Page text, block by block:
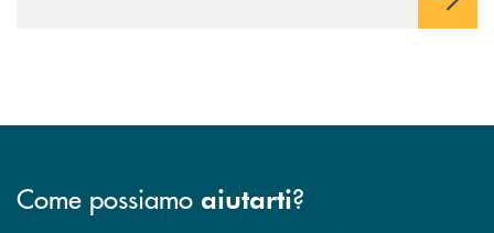
Come possiamo aiutarti?